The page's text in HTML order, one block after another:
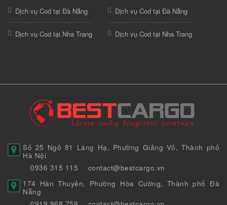
Dịch vụ Cod tại Đà Nẵng
Dịch vụ Cod tại Nha Trang
Dịch vụ Cod tại Đà Nẵng
Dịch vụ Cod tại Nha Trang
Số 25 Ngõ 81 Láng Hạ, Phường Giảng Võ, Thành phố
Hà Nội
0936 315 115
contact@bestcargo.vn
174 Hàn Thuyên, Phường Hòa Cường, Thành phố Đà
Nẵng